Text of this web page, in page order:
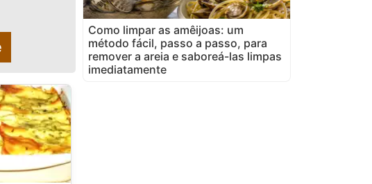
Como limpar as amêijoas: um
método fácil, passo a passo, para
remover a areia e saboreá-las limpas
imediatamente